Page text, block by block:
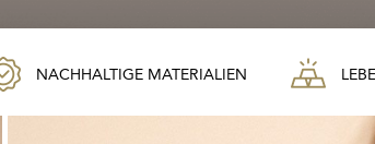
NACHHALTIGE MATERIALIEN